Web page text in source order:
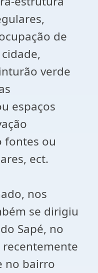
de
verde
espaços
fontes ou
ect.
nos
se dirigiu
Sapé, no
no bairro